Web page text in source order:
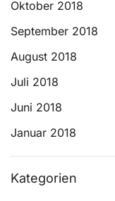
Oktober 2018
September 2018
August 2018
Juli 2018
Juni 2018
Januar 2018
Kategorien